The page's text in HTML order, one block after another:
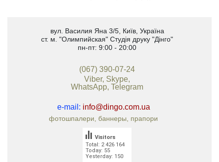
вул. Василия Яна 3/5, Київ, Україна
ст. м. "Олимпийская" Студія друку "Дінго"
пн-пт: 9:00 - 20:00
(067) 390-07-24
Viber, Skype,
WhatsApp, Telegram
e-mail: info@dingo.com.ua
фотошпалери, баннеры, прапори
Total: 2 426 164
Today: 55
Yesterday: 150
Visitors